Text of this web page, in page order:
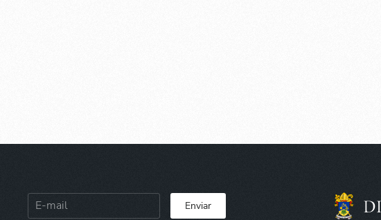
Enviar